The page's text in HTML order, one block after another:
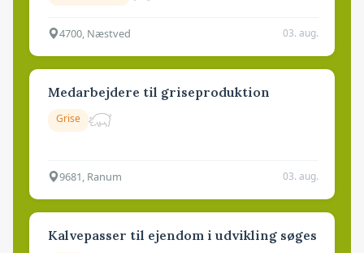
4700, Næstved 03. aug.
Medarbejdere til griseproduktion
Grise
9681, Ranum 03. aug.
Kalvepasser til ejendom i udvikling søges